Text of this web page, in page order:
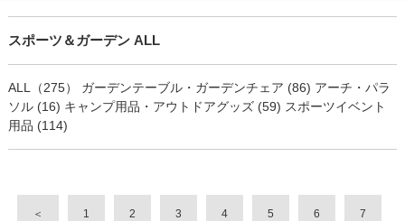
スポーツ＆ガーデン ALL
ALL（275） ガーデンテーブル・ガーデンチェア (86) アーチ・パラ
ソル (16) キャンプ用品・アウトドアグッズ (59) スポーツイベント
用品 (114)
＜ 1 2 3 4 5 6 7